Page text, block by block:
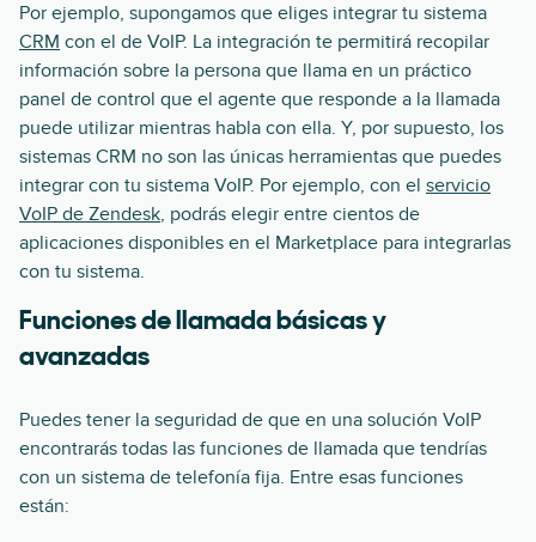
Por ejemplo, supongamos que eliges integrar tu sistema
CRM con el de VoIP. La integración te permitirá recopilar
información sobre la persona que llama en un práctico
panel de control que el agente que responde a la llamada
puede utilizar mientras habla con ella. Y, por supuesto, los
sistemas CRM no son las únicas herramientas que puedes
integrar con tu sistema VoIP. Por ejemplo, con el servicio
VoIP de Zendesk, podrás elegir entre cientos de
aplicaciones disponibles en el Marketplace para integrarlas
con tu sistema.
Funciones de llamada básicas y
avanzadas
Puedes tener la seguridad de que en una solución VoIP
encontrarás todas las funciones de llamada que tendrías
con un sistema de telefonía fija. Entre esas funciones
están: